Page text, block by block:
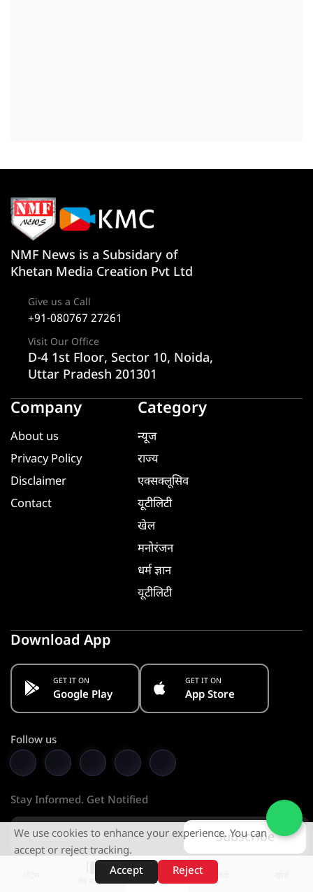
वेब स्टोरीज़
NMF News is a Subsidary of
Khetan Media Creation Pvt Ltd
Give us a Call
+91-080767 27261
Visit Our Office
D-4 1st Floor, Sector 10, Noida,
Uttar Pradesh 201301
Company
About us
Privacy Policy
Disclaimer
Contact
Category
न्यूज
राज्य
एक्सक्लूसिव
यूटीलिटी
खेल
मनोरंजन
धर्म ज्ञान
यूटीलिटी
Download App
GET IT ON
Google Play
GET IT ON
App Store
Follow us
Stay Informed. Get Notified
Subscribe
We use cookies to enhance your experience. You can
accept or reject tracking.
Accept
Reject